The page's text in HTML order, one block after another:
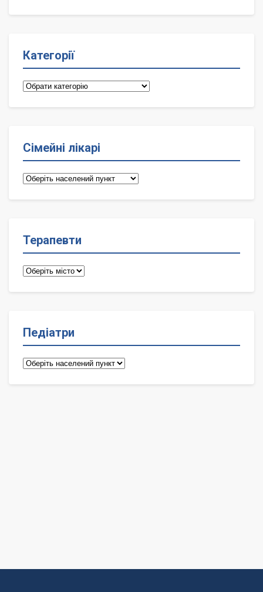
Категорії
Категорії
Сімейні лікарі
Сімейні
Терапевти
Терапевти
Педіатри
Педіатри